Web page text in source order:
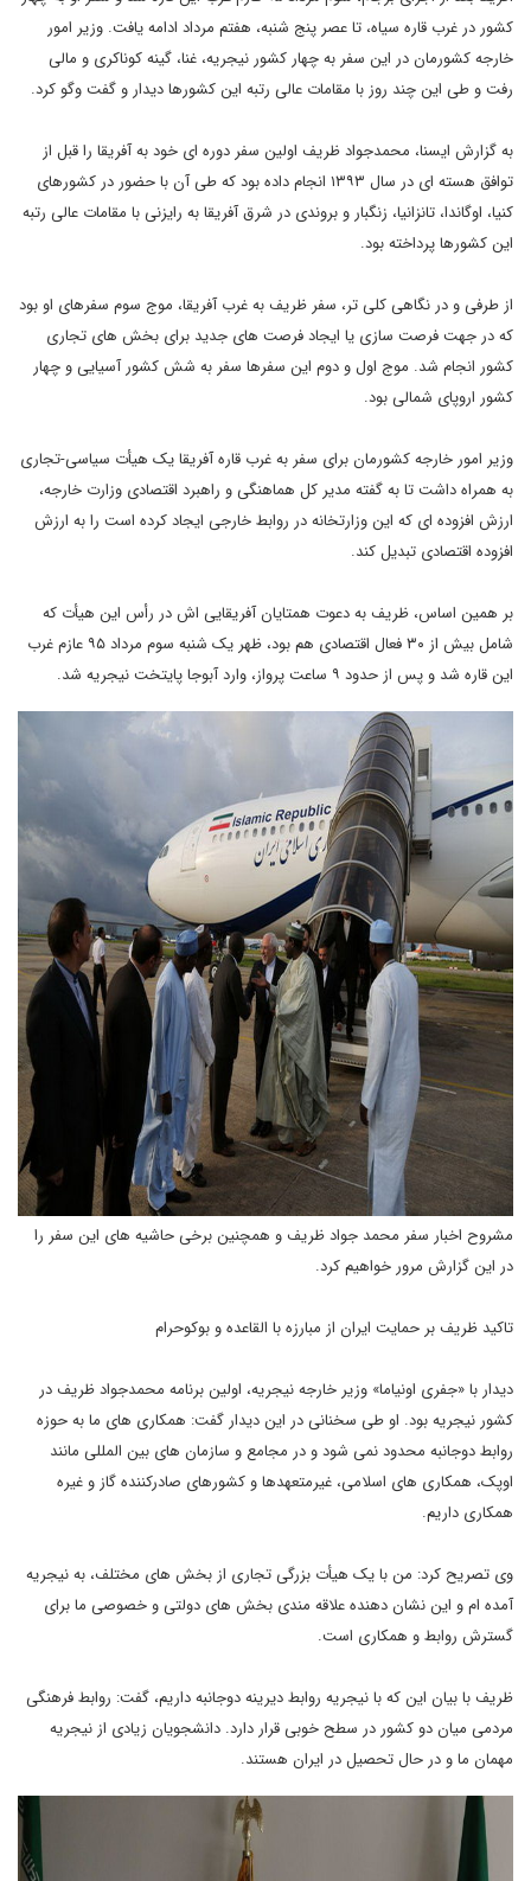
کشور در غرب قاره سیاه، تا عصر پنج شنبه، هفتم مرداد ادامه یافت. وزیر امور
خارجه کشورمان در این سفر به چهار کشور نیجریه، غنا، گینه کوناکری و مالی
رفت و طی این چند روز با مقامات عالی رتبه این کشورها دیدار و گفت وگو کرد.
به گزارش ایسنا، محمدجواد ظریف اولین سفر دوره ای خود به آفریقا را قبل از
توافق هسته ای در سال ١٣٩٣ انجام داده بود که طی آن با حضور در کشورهای
کنیا، اوگاندا، تانزانیا، زنگبار و بروندی در شرق آفریقا به رایزنی با مقامات عالی رتبه
این کشورها پرداخته بود.
از طرفی و در نگاهی کلی تر، سفر ظریف به غرب آفریقا، موج سوم سفرهای او بود
که در جهت فرصت سازی یا ایجاد فرصت های جدید برای بخش های تجاری
کشور انجام شد. موج اول و دوم این سفرها سفر به شش کشور آسیایی و چهار
کشور اروپای شمالی بود.
وزیر امور خارجه کشورمان برای سفر به غرب قاره آفریقا یک هیأت سیاسی-تجاری
به همراه داشت تا به گفته مدیر کل هماهنگی و راهبرد اقتصادی وزارت خارجه،
ارزش افزوده ای که این وزارتخانه در روابط خارجی ایجاد کرده است را به ارزش
افزوده اقتصادی تبدیل کند.
بر همین اساس، ظریف به دعوت همتایان آفریقایی اش در رأس این هیأت که
شامل بیش از ۳۰ فعال اقتصادی هم بود، ظهر یک شنبه سوم مرداد ۹۵ عازم غرب
این قاره شد و پس از حدود ۹ ساعت پرواز، وارد آبوجا پایتخت نیجریه شد.
مشروح اخبار سفر محمد جواد ظریف و همچنین برخی حاشیه های این سفر را
در این گزارش مرور خواهیم کرد.
تاکید ظریف بر حمایت ایران از مبارزه با القاعده و بوکوحرام
دیدار با «جفری اونیاما» وزیر خارجه نیجریه، اولین برنامه محمدجواد ظریف در
کشور نیجریه بود. او طی سخنانی در این دیدار گفت: همکاری های ما به حوزه
روابط دوجانبه محدود نمی شود و در مجامع و سازمان های بین المللی مانند
اوپک، همکاری های اسلامی، غیرمتعهدها و کشورهای صادرکننده گاز و غیره
همکاری داریم.
وی تصریح کرد: من با یک هیأت بزرگی تجاری از بخش های مختلف، به نیجریه
آمده ام و این نشان دهنده علاقه مندی بخش های دولتی و خصوصی ما برای
گسترش روابط و همکاری است.
ظریف با بیان این که با نیجریه روابط دیرینه دوجانبه داریم، گفت: روابط فرهنگی
مردمی میان دو کشور در سطح خوبی قرار دارد. دانشجویان زیادی از نیجریه
مهمان ما و در حال تحصیل در ایران هستند.